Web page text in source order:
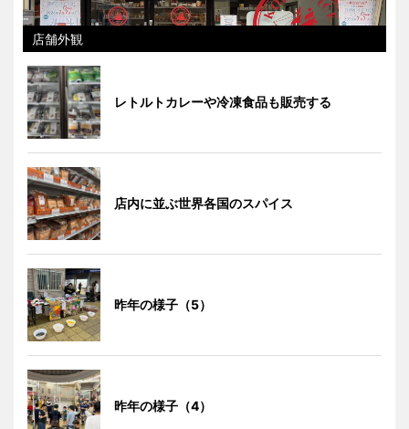
店舗外観
レトルトカレーや冷凍食品も販売する
店内に並ぶ世界各国のスパイス
昨年の様子（5）
昨年の様子（4）